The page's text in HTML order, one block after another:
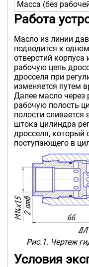
Масса (без
Работа
Масло из линии
подводится к
отверстий корпуса
рабочую цепь
дросселя при
изменяется путем
Далее масло через
рабочую полость
полости
штока цилиндра
дросселя, который
поступающего в
Рис.1. Чертеж
Условия